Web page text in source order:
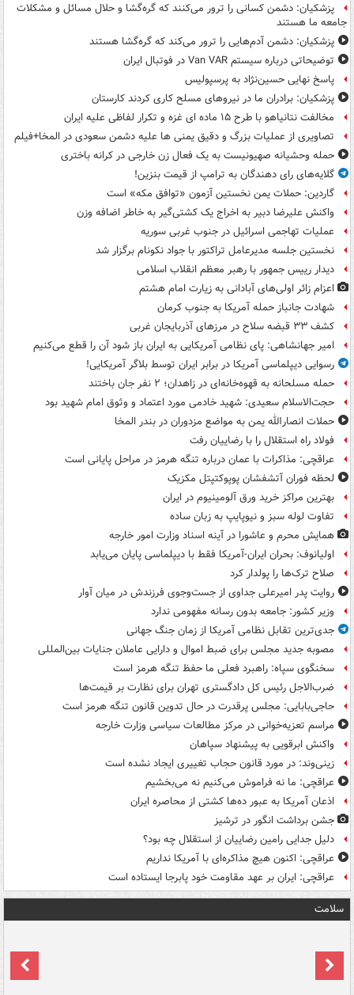
پزشکیان: دشمن کسانی را ترور می‌کنند که گره‌گشا و حلال مسائل و مشکلات
جامعه ما هستند
پزشکیان: دشمن آدم‌هایی را ترور می‌کند که گره‌گشا هستند
توضیحاتی درباره سیستم Van VAR در فوتبال ایران
پاسخ نهایی حسین‌نژاد به پرسپولیس
پزشکیان: برادران ما در نیروهای مسلح کاری کردند کارستان
مخالفت نتانیاهو با طرح ۱۵ ماده ای غزه و تکرار لفاظی علیه ایران
تصاویری از عملیات بزرگ و دقیق یمنی ها علیه دشمن سعودی در المخا+فیلم
حمله وحشیانه صهیونیست به یک فعال زن خارجی در کرانه باختری
گلایه‌های رای دهندگان به ترامپ از قیمت بنزین!
گاردین: حملات یمن نخستین آزمون «توافق مکه» است
واکنش علیرضا دبیر به اخراج یک کشتی‌گیر به خاطر اضافه وزن
عملیات تهاجمی اسرائیل در جنوب غربی سوریه
نخستین جلسه مدیرعامل تراکتور با جواد نکونام برگزار شد
دیدار رییس جمهور با رهبر معظم انقلاب اسلامی
اعزام زائر اولی‌های آبادانی به زیارت امام هشتم
شهادت جانباز حمله آمریکا به جنوب کرمان
کشف ۳۳ قبضه سلاح در مرزهای آذربایجان غربی
امیر جهانشاهی: پای نظامی آمریکایی به ایران باز شود آن را قطع می‌کنیم
رسوایی دیپلماسی آمریکا در برابر ایران توسط بلاگر آمریکایی!
حمله مسلحانه به قهوه‌خانه‌ای در زاهدان؛ ۲ نفر جان باختند
حجت‌الاسلام سعیدی: شهید خادمی مورد اعتماد و وثوق امام شهید بود
حملات انصارالله یمن به مواضع مزدوران در بندر المخا
فولاد راه استقلال را با رضاییان رفت
عراقچی: مذاکرات با عمان درباره تنگه هرمز در مراحل پایانی است
لحظه فوران آتشفشان پوپوکتپتل مکزیک
بهترین مراکز خرید ورق آلومینیوم در ایران
تفاوت لوله سبز و نیوپایپ به زبان ساده
همایش محرم و عاشورا در آینه اسناد وزارت امور خارجه
اولیانوف: بحران ایران-آمریکا فقط با دیپلماسی پایان می‌یابد
صلاح ترک‌ها را پولدار کرد
روایت پدر امیرعلی جداوی از جست‌وجوی فرزندش در میان آوار
وزیر کشور: جامعه بدون رسانه مفهومی ندارد
جدی‌ترین تقابل نظامی آمریکا از زمان جنگ جهانی
مصوبه جدید مجلس برای ضبط اموال و دارایی عاملان جنایات بین‌المللی
سخنگوی سپاه: راهبرد فعلی ما حفظ تنگه هرمز است
ضرب‌الاجل رئیس کل دادگستری تهران برای نظارت بر قیمت‌ها
حاجی‌بابایی: مجلس پرقدرت در حال تدوین قانون تنگه هرمز است
مراسم تعزیه‌خوانی در مرکز مطالعات سیاسی وزارت خارجه
واکنش ابرقویی به پیشنهاد سپاهان
زینی‌وند: در مورد قانون حجاب تغییری ایجاد نشده است
عراقچی: ما نه فراموش می‌کنیم نه می‌بخشیم
اذعان آمریکا به عبور ده‌ها کشتی از محاصره ایران
جشن برداشت انگور در ترشیز
دلیل جدایی رامین رضاییان از استقلال چه بود؟
عراقچی: اکنون هیچ مذاکره‌ای با آمریکا نداریم
عراقچی: ایران بر عهد مقاومت خود پابرجا ایستاده است
سلامت